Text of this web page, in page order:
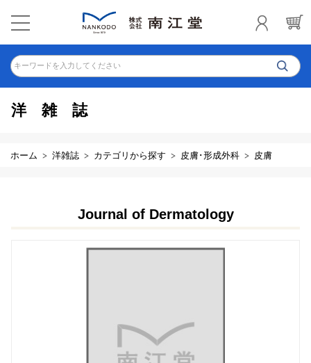
キーワードを入力してください
洋雑誌
ホーム 洋雑誌 カテゴリから探す 皮膚･形成外科 皮膚
Journal of Dermatology